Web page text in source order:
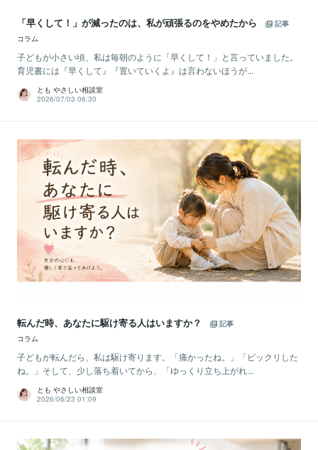
「早くして！」が減ったのは、私が頑張るのをやめたから
記事
コラム
子どもが小さい頃、私は毎朝のように「早くして！」と言っていました。
育児書には『早くして』『置いていくよ』は言わないほうが...
とも やさしい相談室
2026/07/03 06:30
転んだ時、あなたに駆け寄る人はいますか？
記事
コラム
子どもが転んだら、私は駆け寄ります。「痛かったね。」「ビックリした
ね。」そして、少し落ち着いてから、「ゆっくり立ち上がれ...
とも やさしい相談室
2026/06/23 01:09